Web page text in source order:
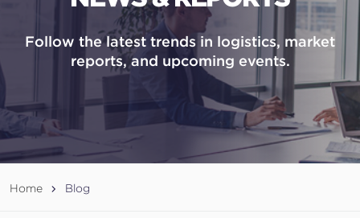
Follow the latest trends in logistics, market
reports, and upcoming events.
Home Blog